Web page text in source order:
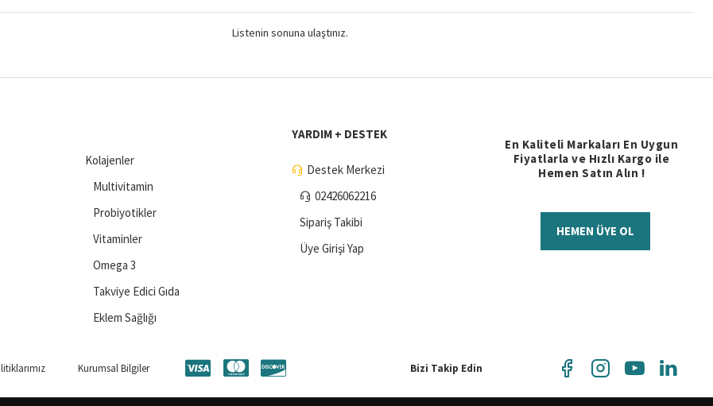
Listenin sonuna ulaştınız.
Kolajenler
Multivitamin
Probiyotikler
Vitaminler
Omega 3
Takviye Edici Gıda
Eklem Sağlığı
YARDIM + DESTEK
Destek Merkezi
02426062216
Sipariş Takibi
Üye Girişi Yap
En Kaliteli Markaları En Uygun
Fiyatlarla ve Hızlı Kargo ile
Hemen Satın Alın !
HEMEN ÜYE OL
Kurumsal Bilgiler Bizi Takip Edin